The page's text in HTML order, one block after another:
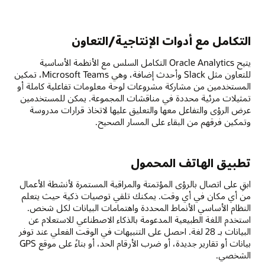
التكامل مع أدوات الإنتاجية/التعاون
يتيح Oracle Analytics التكامل السلس مع الأنظمة الأساسية
للتعاون مثل Slack وأحدث إضافة، وهي Microsoft Teams، تمكين
المستخدمين من مشاركة مشروعات لوحة معلومات تفاعلية كاملة أو
تمثيلات مرئية محددة في مناقشات المجموعة. يمكن للمستخدمين
عرض الرؤى والتفاعل معها والتعليق عليها لاتخاذ قرارات مدروسة
وتمكين فرقهم من البقاء على المسار الصحيح.
تطبيق الهاتف المحمول
ابقِ على اتصال بالرؤى المؤتمتة والمراقبة المستمرة لأنشطة الأعمال
من أي مكان في أي وقت. يمكنك تلقي توصيات ذكية حيث يتعلم
النظام الأساسي الأنماط المحددة واهتمامات البيانات لكل شخص.
استخدم اللغة الطبيعية المدعومة بالذكاء الاصطناعي للاستعلام عن
البيانات بـ 28 لغة. احصل على التنبيهات في الوقت الفعلي عند توفر
بيانات أو تقارير جديدة، أو ضرب الأرقام الحد، أو بناءً على موقع GPS
الشخصي.